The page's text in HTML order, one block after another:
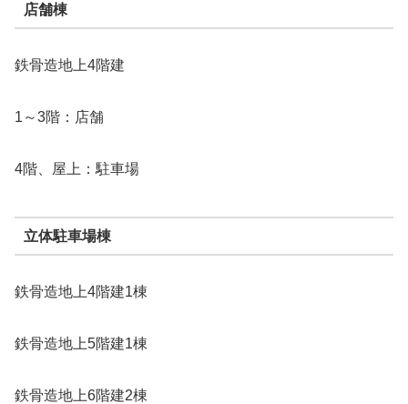
店舗棟
鉄骨造地上4階建
1～3階：店舗
4階、屋上：駐車場
立体駐車場棟
鉄骨造地上4階建1棟
鉄骨造地上5階建1棟
鉄骨造地上6階建2棟